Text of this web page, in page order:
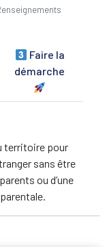
Faire la
démarche
territoire pour
sans être
ou d’une